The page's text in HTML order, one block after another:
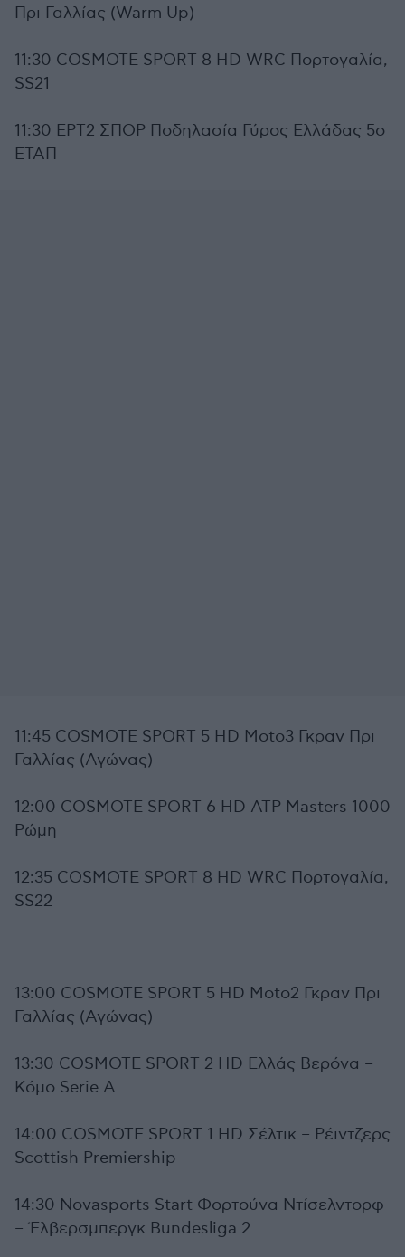
Πρι Γαλλίας (Warm Up)
11:30 COSMOTE SPORT 8 HD WRC Πορτογαλία,
SS21
11:30 ΕΡΤ2 ΣΠΟΡ Ποδηλασία Γύρος Ελλάδας 5ο
ΕΤΑΠ
11:45 COSMOTE SPORT 5 HD Moto3 Γκραν Πρι
Γαλλίας (Αγώνας)
12:00 COSMOTE SPORT 6 HD ATP Masters 1000
Ρώμη
12:35 COSMOTE SPORT 8 HD WRC Πορτογαλία,
SS22
13:00 COSMOTE SPORT 5 HD Moto2 Γκραν Πρι
Γαλλίας (Αγώνας)
13:30 COSMOTE SPORT 2 HD Ελλάς Βερόνα –
Κόμο Serie A
14:00 COSMOTE SPORT 1 HD Σέλτικ – Ρέιντζερς
Scottish Premiership
14:30 Novasports Start Φορτούνα Ντίσελντορφ
– Έλβερσμπεργκ Bundesliga 2